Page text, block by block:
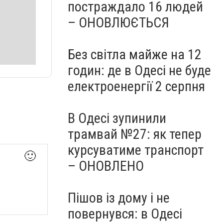
🙂
постраждало 16 людей
– ОНОВЛЮЄТЬСЯ
Без світла майже на 12
годин: де в Одесі не буде
електроенергії 2 серпня
В Одесі зупинили
трамвай №27: як тепер
курсуватиме транспорт
– ОНОВЛЕНО
Пішов із дому і не
повернувся: в Одесі